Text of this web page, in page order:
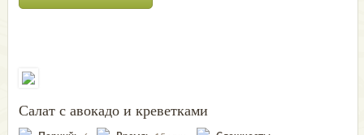
Салат с авокадо и креветками